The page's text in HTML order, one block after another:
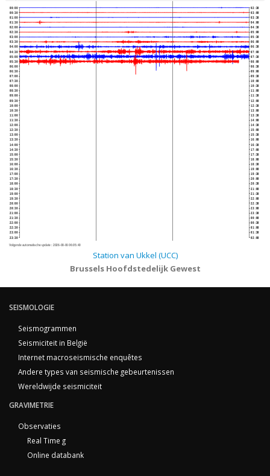
00:00
00:30
01:00
01:30
02:00
02:30
03:00
03:30
04:00
04:30
05:00
05:30
06:00
06:30
07:00
07:30
08:00
08:30
09:00
09:30
10:00
10:30
11:00
11:30
12:00
12:30
13:00
13:30
14:00
14:30
15:00
15:30
16:00
16:30
17:00
17:30
18:00
18:30
19:00
19:30
20:00
20:30
21:00
21:30
22:00
22:30
23:00
23:30
02:30
03:00
03:30
04:00
04:30
05:00
05:30
06:00
06:30
07:00
07:30
08:00
08:30
09:00
09:30
10:00
10:30
11:00
11:30
12:00
12:30
13:00
13:30
14:00
14:30
15:00
15:30
16:00
16:30
17:00
17:30
18:00
18:30
19:00
19:30
20:00
20:30
21:00
21:30
22:00
22:30
23:00
23:30
00:00
00:30
01:00
01:30
02:00
Volgende automatische update : 2026-08-06 06:05:40
Station van Ukkel (UCC)
Brussels Hoofdstedelijk Gewest
SEISMOLOGIE
Seismogrammen
Seismiciteit in België
Internet macroseismische enquêtes
Andere types van seismische gebeurtenissen
Wereldwijde seismiciteit
GRAVIMETRIE
Observaties
Real Time g
Online databank